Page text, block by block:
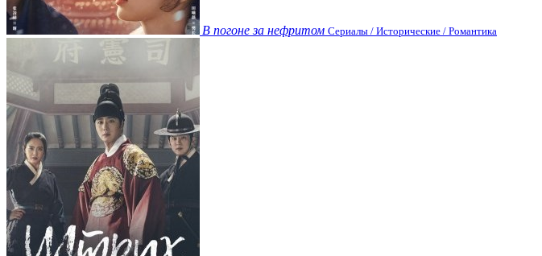
В погоне за нефритом Сериалы / Исторические / Романтика